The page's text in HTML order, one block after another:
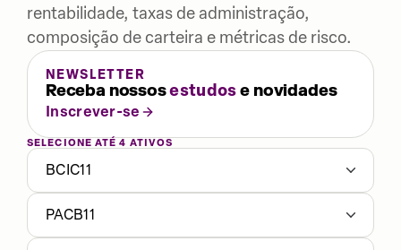
rentabilidade, taxas de administração,
composição de carteira e métricas de risco.
NEWSLETTER
Receba nossosestudose novidades
Inscrever-se
SELECIONE ATÉ 4 ATIVOS
BCIC11
PACB11